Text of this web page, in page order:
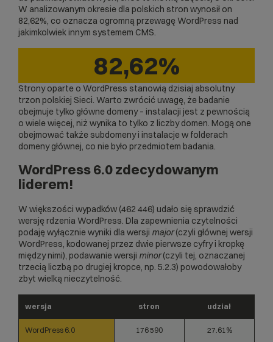
W analizowanym okresie dla polskich stron wynosił on
82,62%, co oznacza ogromną przewagę WordPress nad
jakimkolwiek innym systemem CMS.
82,62%
Strony oparte o WordPress stanowią dzisiaj absolutny
trzon polskiej Sieci. Warto zwrócić uwagę, że badanie
obejmuje tylko główne domeny – instalacji jest z pewnością
o wiele więcej, niż wynika to tylko z liczby domen. Mogą one
obejmować także subdomeny i instalacje w folderach
domeny głównej, co nie było przedmiotem badania.
WordPress 6.0 zdecydowanym
liderem!
W większości wypadków (462 446) udało się sprawdzić
wersję rdzenia WordPress. Dla zapewnienia czytelności
podaję wyłącznie wyniki dla wersji major(czyli głównej wersji
WordPress, kodowanej przez dwie pierwsze cyfry i kropkę
między nimi), podawanie wersji minor(czyli tej, oznaczanej
trzecią liczbą po drugiej kropce, np. 5.2.3) powodowałoby
zbyt wielką nieczytelność.
wersja stron udział
WordPress 6.0 176 590 27.61%